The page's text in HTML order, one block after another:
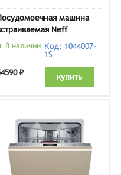
машина
Neff
S275HTX04E
В наличии Код: 1044007-
1S
₽
купить